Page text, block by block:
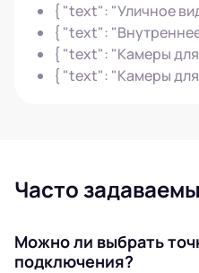
{ "text": "Уличное
{ "text":
{ "text": "Камеры
{ "text": "Камеры
Часто
Можно ли выбрать
подключения?